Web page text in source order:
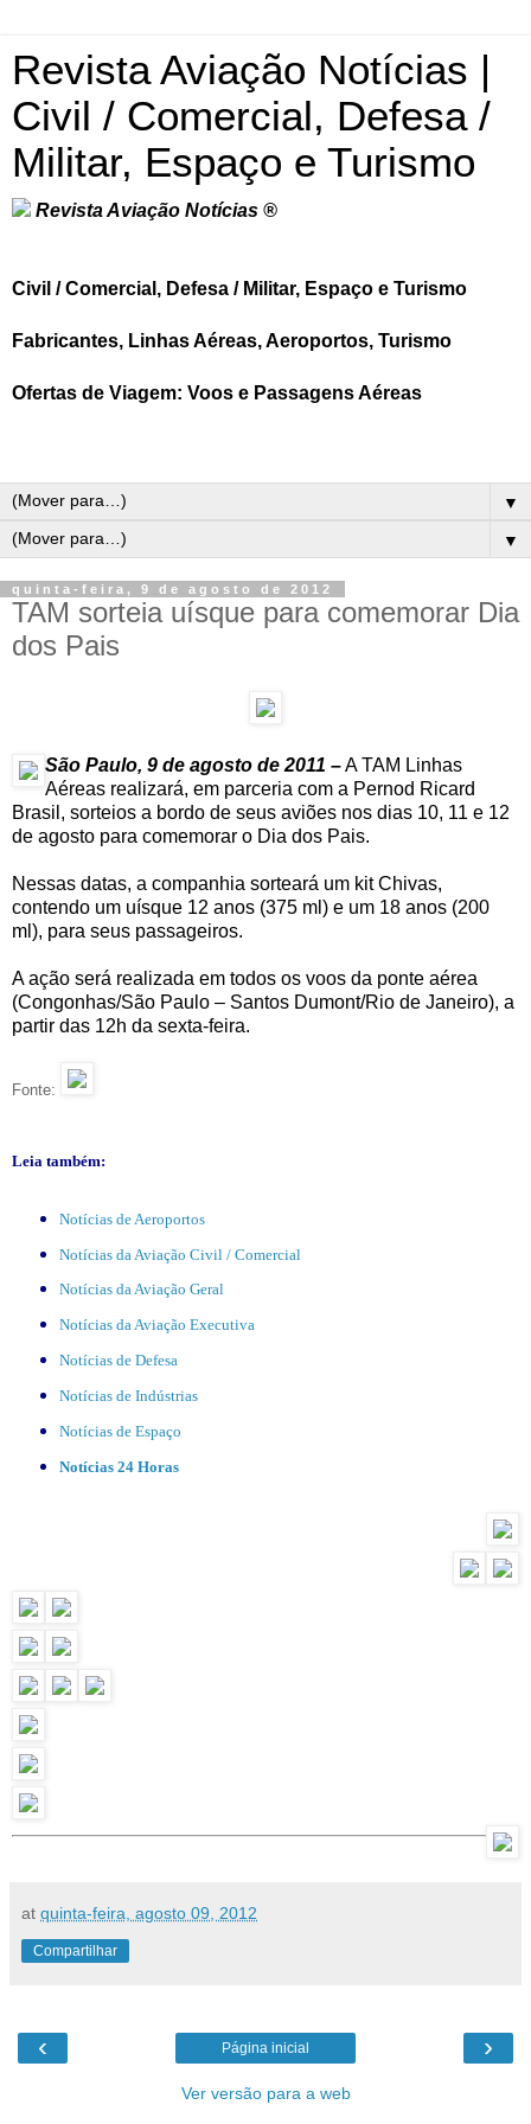
Revista Aviação Notícias |
Civil / Comercial, Defesa /
Militar, Espaço e Turismo
Revista Aviação Notícias ®
Civil / Comercial, Defesa / Militar, Espaço e Turismo
Fabricantes, Linhas Aéreas, Aeroportos, Turismo
Ofertas de Viagem: Voos e Passagens Aéreas
▼
▼
quinta-feira, 9 de agosto de 2012
TAM sorteia uísque para comemorar Dia
dos Pais
São Paulo, 9 de agosto de 2011 –A TAM Linhas
Aéreas realizará, em parceria com a Pernod Ricard
Brasil, sorteios a bordo de seus aviões nos dias 10, 11 e 12
de agosto para comemorar o Dia dos Pais.
Nessas datas, a companhia sorteará um kit Chivas,
contendo um uísque 12 anos (375 ml) e um 18 anos (200
ml), para seus passageiros.
A ação será realizada em todos os voos da ponte aérea
(Congonhas/São Paulo – Santos Dumont/Rio de Janeiro), a
partir das 12h da sexta-feira.
Fonte:
Leia também:
Notícias de Aeroportos
Notícias da Aviação Civil / Comercial
Notícias da Aviação Geral
Notícias da Aviação Executiva
Notícias de Defesa
Notícias de Indústrias
Notícias de Espaço
Notícias 24 Horas
at quinta-feira, agosto 09, 2012
Compartilhar
‹ ›
Página inicial
Ver versão para a web